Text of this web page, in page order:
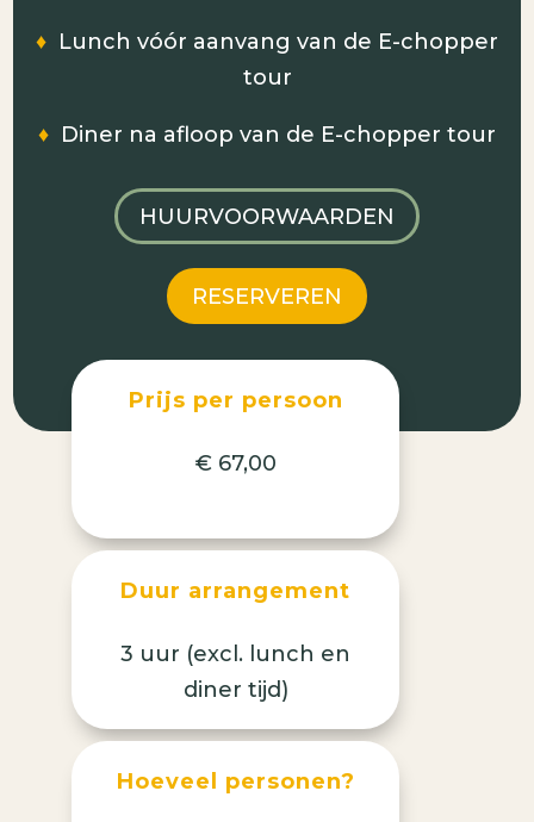
♦ Lunch vóór aanvang van de E-chopper
tour
♦ Diner na afloop van de E-chopper tour
HUURVOORWAARDEN
RESERVEREN
Prijs per persoon
€ 67,00
Duur arrangement
3 uur (excl. lunch en
diner tijd)
Hoeveel personen?